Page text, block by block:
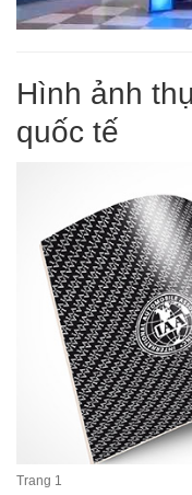
Hình ảnh
quốc tế
Trang 1